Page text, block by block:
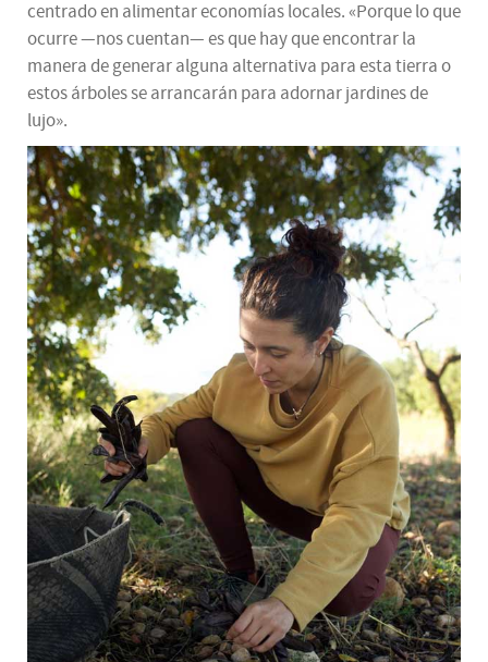
centrado en alimentar economías locales. «Porque lo que
ocurre —nos cuentan— es que hay que encontrar la
manera de generar alguna alternativa para esta tierra o
estos árboles se arrancarán para adornar jardines de
lujo».